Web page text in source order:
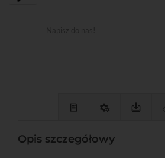
Opis szczegółowy